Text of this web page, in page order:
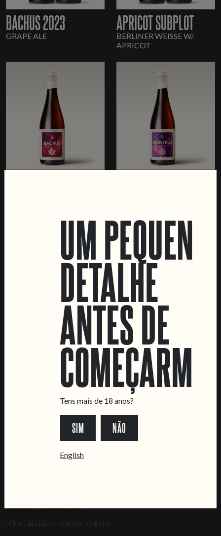
BACHUS 2023
GRAPE ALE
APRICOT SUBPLOT
BERLINER WEISSE W/
APRICOT
Marvila Taproom
Intendente Taproom
Quero vender as vossas cervejas!
Tours e eventos privados
*Chamada para a rede fixa nacional
UM PEQUENO
DETALHE
ANTES DE
Tens mais de 18 anos?
SIM NÃO
English